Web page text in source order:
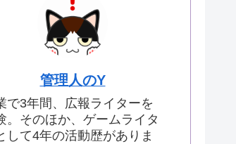
管理人のY
で3年間、広報ライターを
。そのほか、ゲームライタ
して4年の活動歴がありま